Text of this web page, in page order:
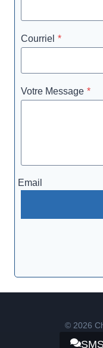
Courriel *
Votre Message *
Email
© 2026